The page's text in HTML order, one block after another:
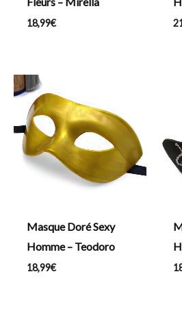
18,99€
Masque Doré Sexy
Homme – Teodoro
18,99€